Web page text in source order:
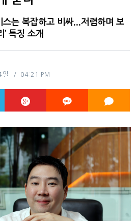
는 복잡하고 비싸...저렴하며 보
’ 특징 소개
04:21 PM